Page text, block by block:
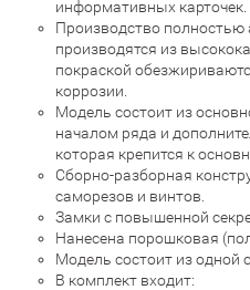
информативных карточек.
Производство полностью
производятся из
покраской
коррозии.
Модель состоит из
началом ряда и
которая крепится к
Сборно-разборная
саморезов и винтов.
Замки с повышенной
Нанесена порошковая
Модель состоит из одной
В комплект входит: